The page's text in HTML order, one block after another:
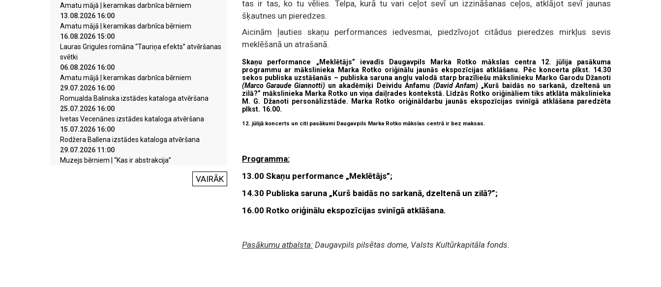
tas ir tas, ko tu vēlies. Telpa, kurā tu vari ceļot sevī un izzināšanas ceļos, atklājot sevī jaunas
šķautnes un pieredzes.
Aicinām ļauties skaņu performances iedvesmai, piedzīvojot citādus pieredzes mirkļus sevis
meklēšanā un atrašanā.
Skaņu performance „Meklētājs” ievadīs Daugavpils Marka Rotko mākslas centra 12. jūlija pasākuma
programmu ar mākslinieka Marka Rotko oriģinālu jaunās ekspozīcijas atklāšanu. Pēc koncerta plkst. 14.30
sekos publiska uzstāšanās – publiska saruna angļu valodā starp brazīliešu mākslinieku Marko Garodu Džanoti
(Marco Garaude Giannotti) un akadēmiķi Deividu Anfamu (David Anfam) „Kurš baidās no sarkanā, dzeltenā un
zilā?” mākslinieka Marka Rotko un viņa daiļrades kontekstā. Līdzās Rotko oriģināliem tiks atklāta mākslinieka
M. G. Džanoti personālizstāde. Marka Rotko oriģināldarbu jaunās ekspozīcijas svinīgā atklāšana paredzēta
plkst. 16.00.
12. jūlijā koncerts un citi pasākumi Daugavpils Marka Rotko mākslas centrā ir bez maksas.
Programma:
13.00 Skaņu performance „Meklētājs”;
14.30 Publiska saruna „Kurš baidās no sarkanā, dzeltenā un zilā?”;
16.00 Rotko oriģinālu ekspozīcijas svinīgā atklāšana.
Pasākumu atbalsta: Daugavpils pilsētas dome, Valsts Kultūrkapitāla fonds.
Amatu mājā | keramikas darbnīca bērniem
13.08.2026 16:00
Amatu mājā | keramikas darbnīca bērniem
16.08.2026 15:00
Lauras Grigules romāna “Tauriņa efekts” atvēršanas
svētki
06.08.2026 16:00
Amatu mājā | keramikas darbnīca bērniem
29.07.2026 16:00
Romualda Balinska izstādes kataloga atvēršana
25.07.2026 16:00
Ivetas Vecenānes izstādes kataloga atvēršana
15.07.2026 16:00
Rodžera Ballena izstādes kataloga atvēršana
29.07.2026 11:00
Muzejs bērniem | “Kas ir abstrakcija”
VAIRĀK